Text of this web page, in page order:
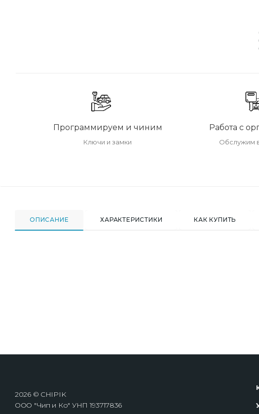
Программируем и чиним
Ключи и замки
Работа с
Обслужим
ОПИСАНИЕ ХАРАКТЕРИСТИКИ КАК КУПИТЬ
2026 © CHIPIK
ООО "Чип и Ко" УНП 193717836